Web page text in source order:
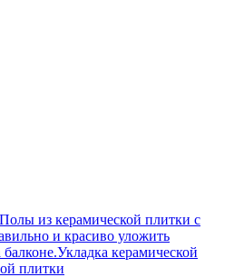
Полы из керамической плитки с
и красиво уложить
Укладка керамической
плитки